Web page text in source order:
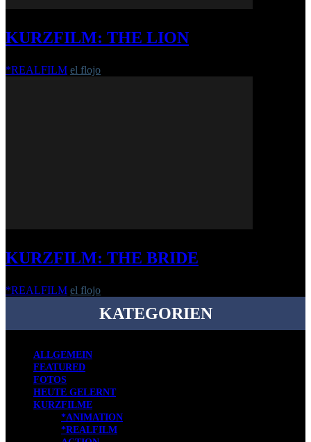
KURZFILM: THE LION
*REALFILM el flojo
KURZFILM: THE BRIDE
*REALFILM el flojo
KATEGORIEN
ALLGEMEIN
FEATURED
FOTOS
HEUTE GELERNT
KURZFILME
*ANIMATION
*REALFILM